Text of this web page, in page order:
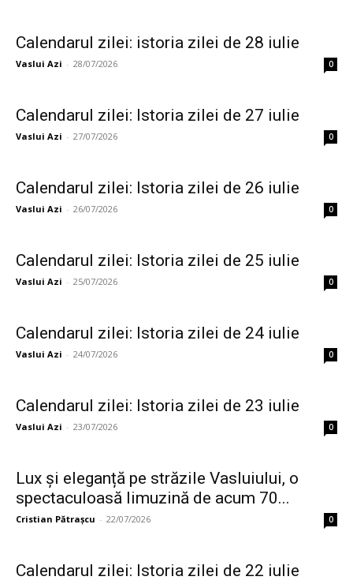
Calendarul zilei: istoria zilei de 28 iulie
Vaslui Azi - 28/07/2026 0
Calendarul zilei: Istoria zilei de 27 iulie
Vaslui Azi - 27/07/2026 0
Calendarul zilei: Istoria zilei de 26 iulie
Vaslui Azi - 26/07/2026 0
Calendarul zilei: Istoria zilei de 25 iulie
Vaslui Azi - 25/07/2026 0
Calendarul zilei: Istoria zilei de 24 iulie
Vaslui Azi - 24/07/2026 0
Calendarul zilei: Istoria zilei de 23 iulie
Vaslui Azi - 23/07/2026 0
Lux și eleganță pe străzile Vasluiului, o
spectaculoasă limuzină de acum 70...
Cristian Pătrașcu - 22/07/2026 0
Calendarul zilei: Istoria zilei de 22 iulie